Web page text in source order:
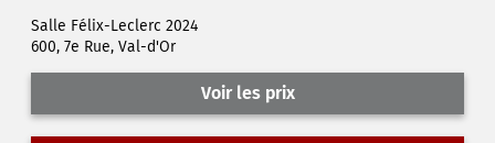
Salle Félix-Leclerc 2024
600, 7e Rue, Val-d'Or
Voir les prix